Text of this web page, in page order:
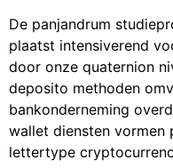
De panjandrum
plaatst intensiverend
door onze quaternion
deposito methoden
bankonderneming
wallet diensten vormen
lettertype